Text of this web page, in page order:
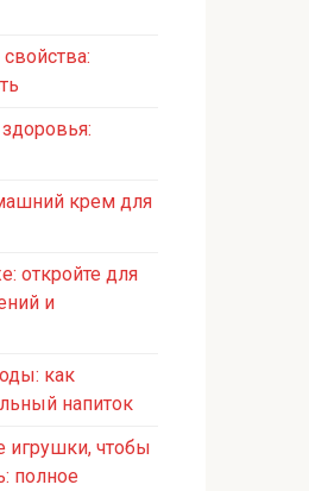
крем для
откройте для
и
как
напиток
игрушки, чтобы
полное